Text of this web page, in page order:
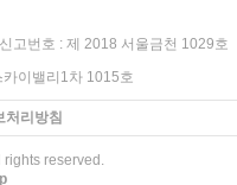
고번호 : 제 2018 서울금천 1029호
이밸리1차 1015호
처리방침
reserved.